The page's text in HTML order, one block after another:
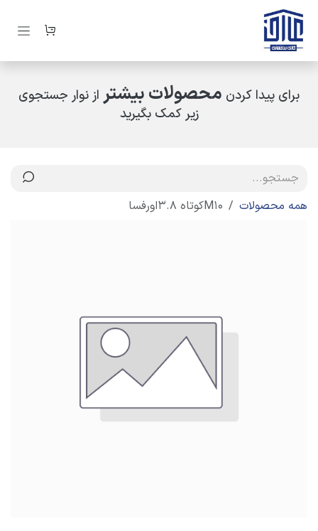
صرف نظر و مشاهده محتوا
برای پیدا کردن محصولات بیشتر از نوار جستجوی
زیر کمک بگیرید
همه محصولات M10کوتاه 3.8اورفسا